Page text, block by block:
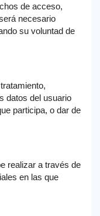
de acceso,
necesario
su voluntad de
datos del usuario
participa, o dar de
realizar a través de
en las que